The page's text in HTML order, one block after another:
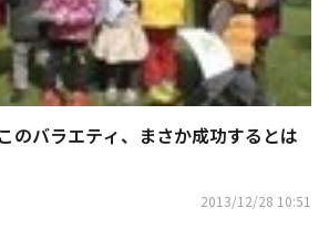
のバラエティ、まさか成功するとは
2013/12/28 10:51